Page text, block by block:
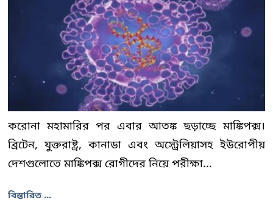
করোনা মহামারির পর এবার আতঙ্ক ছড়াচ্ছে মাঙ্কিপক্স।
ব্রিটেন, যুক্তরাষ্ট্র, কানাডা এবং অস্ট্রেলিয়াসহ ইউরোপীয়
দেশগুলোতে মাঙ্কিপক্স রোগীদের নিয়ে পরীক্ষা...
বিস্তারিত ...